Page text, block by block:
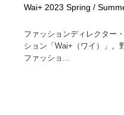
Wai+ 2023 Spring /
ファッションディレクター
ション「Wai+（ワイ）」。
ファッショ...